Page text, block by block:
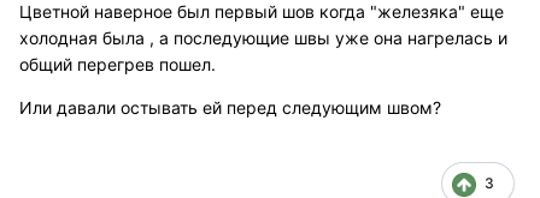
Цветной наверное был первый шов когда "железяка" еще
холодная была , а последующие швы уже она нагрелась и
общий перегрев пошел.
Или давали остывать ей перед следующим швом?
3